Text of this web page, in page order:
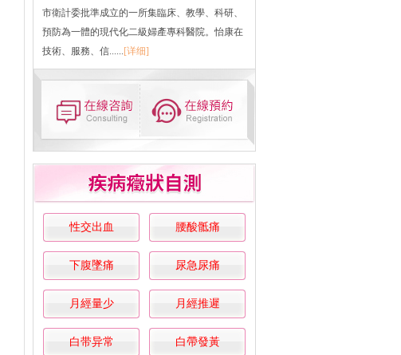
市衛計委批準成立的一所集臨床、教學、科研、
預防為一體的現代化二級婦產專科醫院。怡康在
技術、服務、信...... [详细]
性交出血 腰酸骶痛
下腹墜痛 尿急尿痛
月經量少 月經推遲
白带异常 白帶發黃